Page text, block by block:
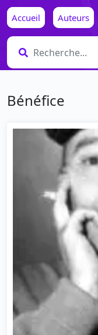
Accueil Auteurs
Bénéfice